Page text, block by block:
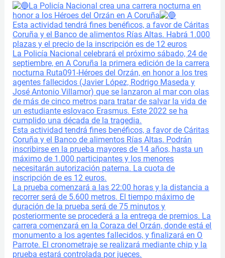
La Policía Nacional crea una carrera nocturna en
honor a los Héroes del Orzán en A Coruña
Esta actividad tendrá fines benéficos, a favor de Cáritas
Coruña y el Banco de alimentos Rías Altas. Habrá 1.000
plazas y el precio de la inscripción es de 12 euros
La Policía Nacional celebrará el próximo sábado, 24 de
septiembre, en A Coruña la primera edición de la carrera
nocturna Ruta091-Héroes del Orzán, en honor a los tres
agentes fallecidos (Javier López, Rodrigo Maseda y
JoséAntonio Villamor) que se lanzaron al mar con olas
de más de cinco metros para tratar de salvar la vida de
un estudiante eslovaco Erasmus. Este 2022 se ha
cumplido una década de la tragedia.
Esta actividad tendrá fines benéficos, a favor de Cáritas
Coruña y el Banco de alimentos Rías Altas. Podrán
inscribirse en la prueba mayores de 14 años, hasta un
máximo de 1.000 participantes y los menores
necesitarán autorización paterna. La cuota de
inscripción de es 12 euros.
La prueba comenzará a las 22:00 horas y la distancia a
recorrer será de 5.600 metros. El tiempo máximo de
duración de la prueba será de 75 minutos y
posteriormente se procederá a la entrega de premios. La
carrera comenzará en la Coraza del Orzán, donde está el
monumento a los agentes fallecidos, y finalizará en O
Parrote. El cronometraje se realizará mediante chip y la
prueba estará controlada por jueces.